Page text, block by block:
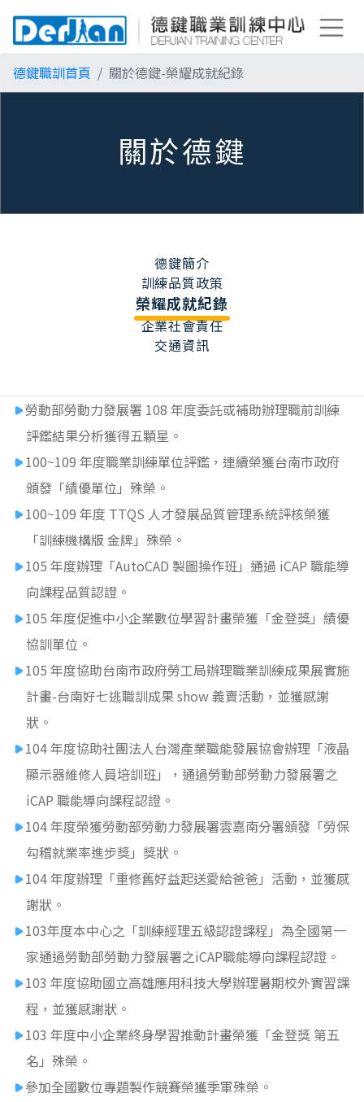
德鍵職訓首頁 關於德鍵-榮耀成就紀錄
關於德鍵
德鍵簡介
訓練品質政策
榮耀成就紀錄
企業社會責任
交通資訊
勞動部勞動力發展署 108 年度委託或補助辦理職前訓練
評鑑結果分析獲得五顆星。
100~109 年度職業訓練單位評鑑，連續榮獲台南市政府
頒發「績優單位」殊榮。
100~109 年度 TTQS 人才發展品質管理系統評核榮獲
「訓練機構版 金牌」殊榮。
105 年度辦理「AutoCAD 製圖操作班」通過 iCAP 職能導
向課程品質認證。
105 年度促進中小企業數位學習計畫榮獲「金登獎」績優
協訓單位。
105 年度協助台南市政府勞工局辦理職業訓練成果展實施
計畫-台南好七逃職訓成果 show 義賣活動，並獲感謝
狀。
104 年度協助社團法人台灣產業職能發展協會辦理「液晶
顯示器維修人員培訓班」，通過勞動部勞動力發展署之
iCAP 職能導向課程認證。
104 年度榮獲勞動部勞動力發展署雲嘉南分署頒發「勞保
勾稽就業率進步獎」獎狀。
104 年度辦理「重修舊好益起送愛給爸爸」活動，並獲感
謝狀。
103年度本中心之「訓練經理五級認證課程」為全國第一
家通過勞動部勞動力發展署之iCAP職能導向課程認證。
103 年度協助國立高雄應用科技大學辦理暑期校外實習課
程，並獲感謝狀。
103 年度中小企業終身學習推動計畫榮獲「金登獎 第五
名」殊榮。
參加全國數位專題製作競賽榮獲季軍殊榮。